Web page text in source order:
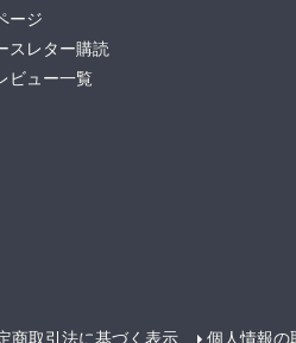
ージ
スレター購読
ビュー一覧
商取引法に基づく表示 個人情報の